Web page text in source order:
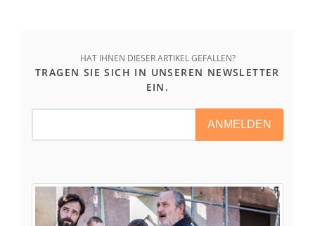
HAT IHNEN DIESER ARTIKEL GEFALLEN?
TRAGEN SIE SICH IN UNSEREN NEWSLETTER
EIN.
ANMELDEN